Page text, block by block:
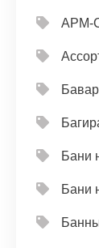
АРМ-
Бани
Бани